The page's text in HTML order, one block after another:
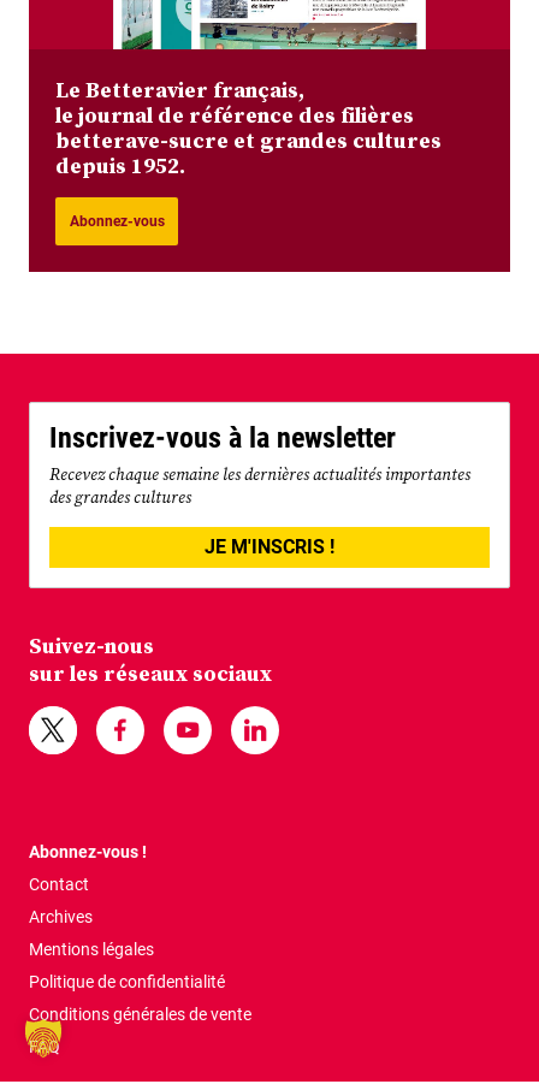
Le Betteravier français,
le journal de référence des filières
betterave-sucre et grandes cultures
depuis 1952.
Abonnez-vous
Inscrivez-vous à la newsletter
Recevez chaque semaine les dernières actualités importantes
des grandes cultures
JE M'INSCRIS !
Suivez-nous
sur les réseaux sociaux
Abonnez-vous !
Contact
Archives
Mentions légales
Politique de confidentialité
Conditions générales de vente
FAQ